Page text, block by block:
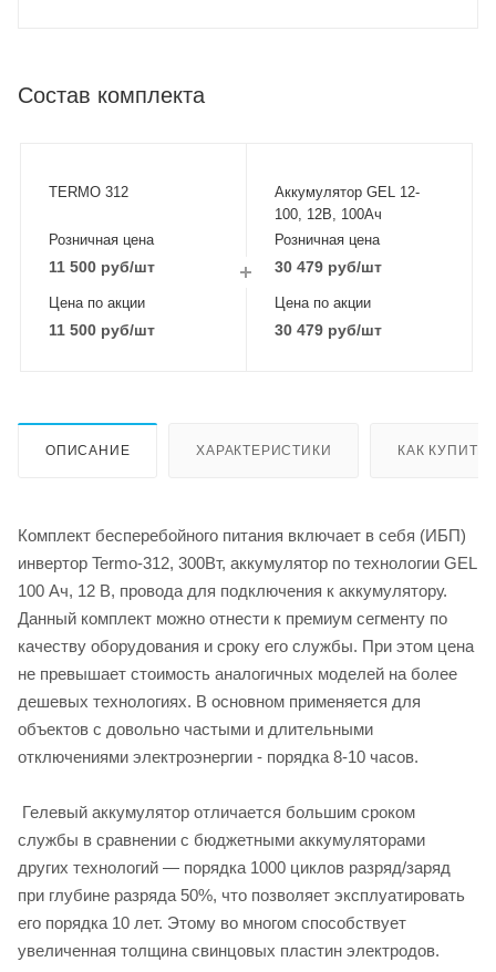
Состав комплекта
TERMO 312
Розничная цена
11 500руб/шт
Цена по акции
11 500руб/шт
Аккумулятор GEL 12-
100, 12В, 100Ач
Розничная цена
30 479 руб/шт
Цена по акции
30 479 руб/шт
ОПИСАНИЕ ХАРАКТЕРИСТИКИ КАК КУПИТЬ
Комплект бесперебойного питания включает в себя (ИБП)
инвертор Termo-312, 300Вт, аккумулятор по технологии GEL
100 Ач, 12 В, провода для подключения к аккумулятору.
Данный комплект можно отнести к премиум сегменту по
качеству оборудования и сроку его службы. При этом цена
не превышает стоимость аналогичных моделей на более
дешевых технологиях. В основном применяется для
объектов с довольно частыми и длительными
отключениями электроэнергии - порядка 8-10 часов.
Гелевый аккумулятор отличается большим сроком
службы в сравнении с бюджетными аккумуляторами
других технологий — порядка 1000 циклов разряд/заряд
при глубине разряда 50%, что позволяет эксплуатировать
его порядка 10 лет. Этому во многом способствует
увеличенная толщина свинцовых пластин электродов.